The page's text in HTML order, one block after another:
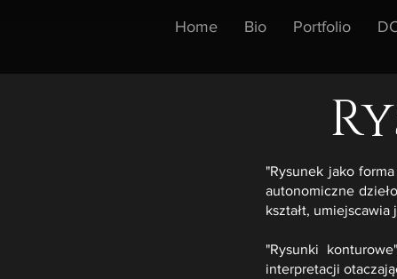
Home Bio Portfolio
"Rysunek jako
autonomiczne
kształt,
"Rysunki
interpretacji